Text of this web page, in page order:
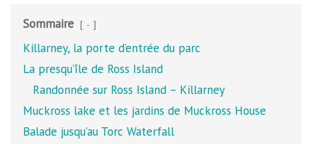
Sommaire -
Killarney, la porte d’entrée du parc
La presqu’île de Ross Island
Randonnée sur Ross Island – Killarney
Muckross lake et les jardins de Muckross House
Balade jusqu’au Torc Waterfall